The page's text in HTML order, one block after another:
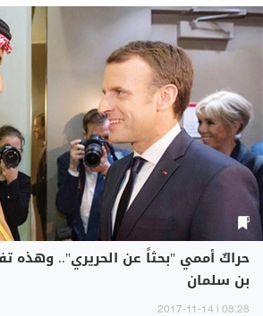
حراكٌ أممي "بحثاً عن الحريري".. وهذه
بن سلمان
08:28 | 2017-11-14